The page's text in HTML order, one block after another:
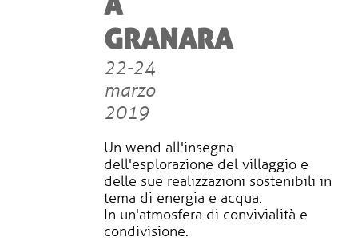
GRANARA
22-24
marzo
2019
Un wend all'insegna
dell'esplorazione del villaggio e
delle sue realizzazioni sostenibili in
tema di energia e acqua.
In un'atmosfera di convivialità e
condivisione.